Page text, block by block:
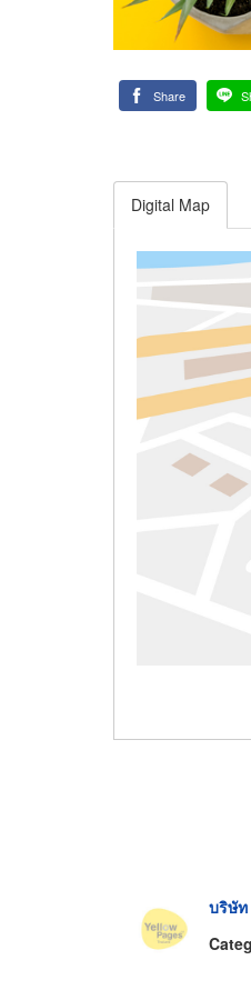
Share
Digital Map
บริษัท